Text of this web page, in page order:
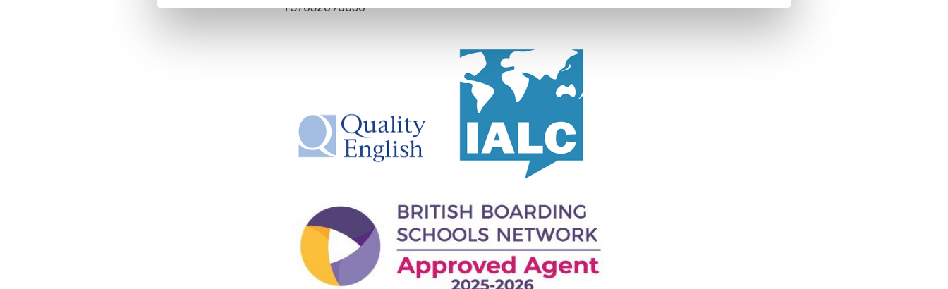
+37052690056